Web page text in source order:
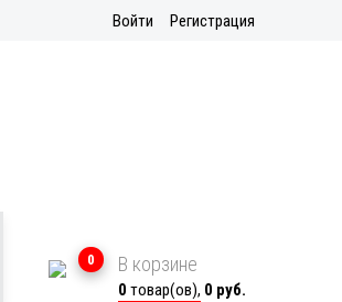
Войти Регистрация
0 В корзине
0 товар(ов), 0 руб.